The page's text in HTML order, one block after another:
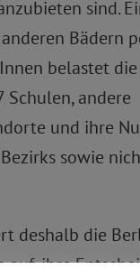
sind.
Bädern
belastet
Schulen, andere
und ihre
sowie
deshalb die
auf, ihre